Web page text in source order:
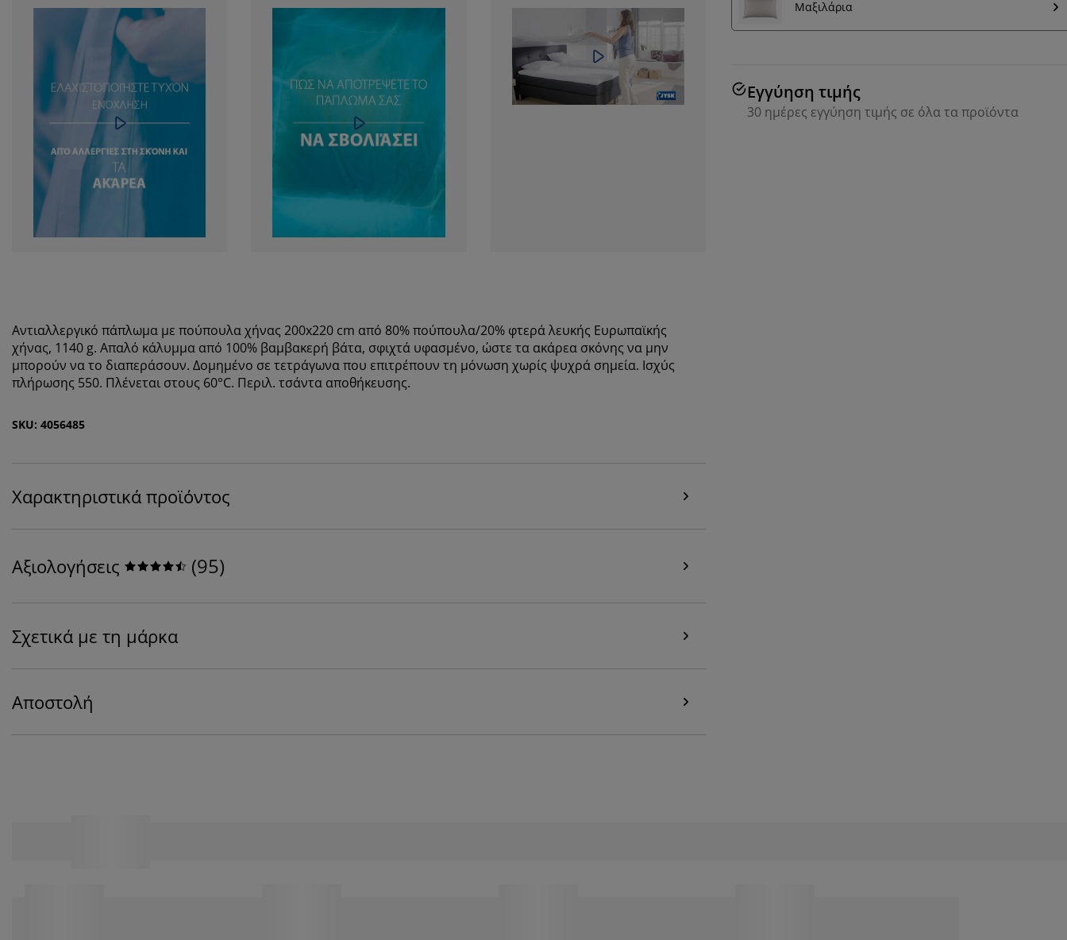
Μαξιλάρια
Εγγύηση τιμής
30 ημέρες εγγύηση τιμής σε όλα τα προϊόντα
Αντιαλλεργικό πάπλωμα με πούπουλα χήνας 200x220 cm από 80% πούπουλα/20% φτερά λευκής Ευρωπαϊκής
χήνας, 1140 g. Απαλό κάλυμμα από 100% βαμβακερή βάτα, σφιχτά υφασμένο, ώστε τα ακάρεα σκόνης να μην
μπορούν να το διαπεράσουν. Δομημένο σε τετράγωνα που επιτρέπουν τη μόνωση χωρίς ψυχρά σημεία. Ισχύς
πλήρωσης 550. Πλένεται στους 60°C. Περιλ. τσάντα αποθήκευσης.
SKU: 4056485
Χαρακτηριστικά προϊόντος
Αξιολογήσεις (95)
Σχετικά με τη μάρκα
Αποστολή